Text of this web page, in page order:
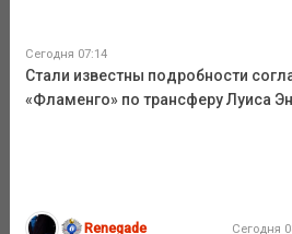
Сегодня 07:14
Стали известны подробности
«Фламенго» по трансферу Луиса
Renegade Сегодня